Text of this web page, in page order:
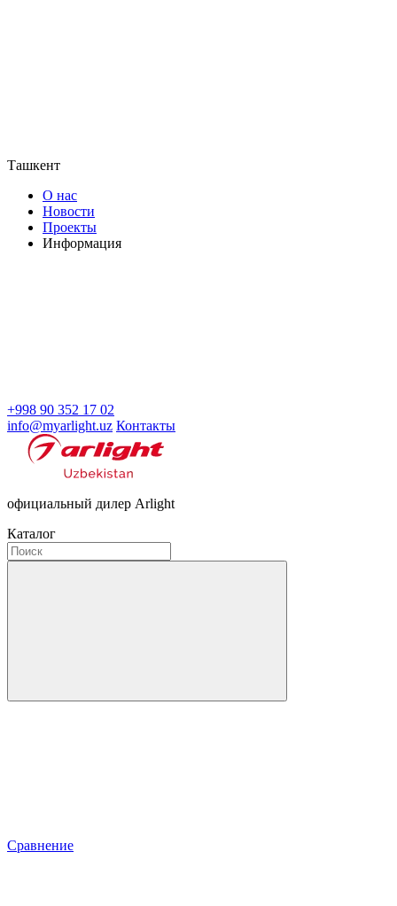
Ташкент
О нас
Новости
Проекты
Информация
+998 90 352 17 02
info@myarlight.uz Контакты
официальный дилер Arlight
Каталог
Сравнение